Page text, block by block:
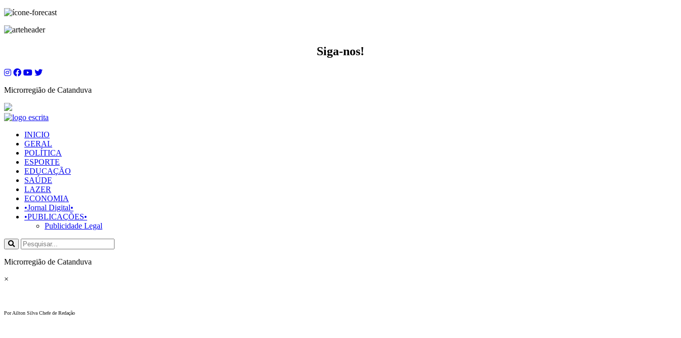
Siga-nos!
Microrregião de Catanduva
INICIO
GERAL
POLÍTICA
ESPORTE
EDUCAÇÃO
SAÚDE
LAZER
ECONOMIA
•Jornal Digital•
•PUBLICAÇÕES•
Publicidade Legal
Microrregião de Catanduva
×
Por Ailton Silva Chefe de Redação